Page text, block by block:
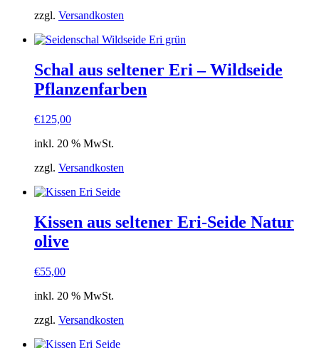
zzgl. Versandkosten
Schal aus seltener Eri – Wildseide
Pflanzenfarben
€125,00
inkl. 20 % MwSt.
zzgl. Versandkosten
Kissen aus seltener Eri-Seide Natur
olive
€55,00
inkl. 20 % MwSt.
zzgl. Versandkosten